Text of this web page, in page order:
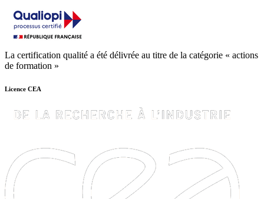
La certification qualité a été délivrée au titre de la catégorie « actions
de formation »
Licence CEA